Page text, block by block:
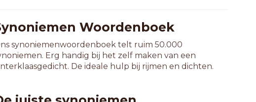
Woordenboek
synoniemenwoordenboek telt ruim 50.000
Erg handig bij het zelf maken van een
De ideale hulp bij rijmen en dichten.